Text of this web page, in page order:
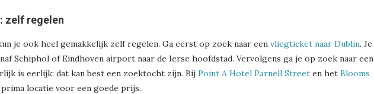
zelf regelen
je ook heel gemakkelijk zelf regelen. Ga eerst op zoek naar een vliegticket naar Dublin. Je
Schiphol of Eindhoven airport naar de Ierse hoofdstad. Vervolgens ga je op zoek naar een
is eerlijk: dat kan best een zoektocht zijn. Bij Point A Hotel Parnell Street en het Blooms
locatie voor een goede prijs.